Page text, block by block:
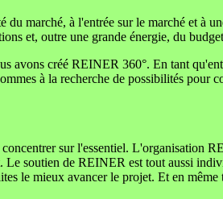
marché, à l'entrée sur le marché et à
et, outre une grande énergie, du
avons créé REINER 360°. En tant
à la recherche de possibilités pour
sur l'essentiel. L'organisation
soutien de REINER est tout aussi
le mieux avancer le projet. Et en même